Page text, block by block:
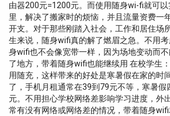
由器200元=1200元。而使用随身wi-fi就可
里，解决了搬家时的烦恼，并且流量资费一
开支。对于那些刚踏入社会，工作和居住场
生来说，随身wifi真的解了燃眉之急。不用
身wifi也不会像宽带一样，因为场地变动而
了地方，带着随身wifi也能继续用 在校学生
用随充，这样带来的好处是寒暑假在家的时
了，手机月租通常在39到79元不等，寒暑假
元。不用担心学校网络差影响学习进度，外
常有没有网络或网络差的情况，带着随身